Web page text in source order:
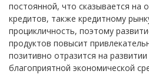
постоянной, что сказывается на
кредитов, также кредитному
процикличность, поэтому
продуктов повысит
позитивно отразится на
благоприятной экономической